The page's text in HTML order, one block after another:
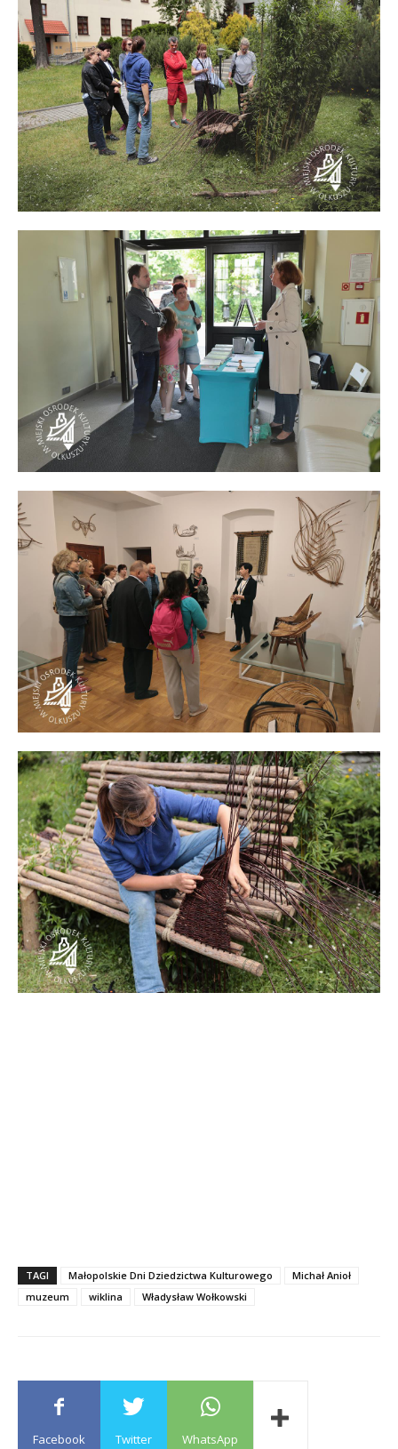
TAGI Małopolskie Dni Dziedzictwa Kulturowego
Michał Anioł
muzeum
wiklina Władysław Wołkowski
Facebook Twitter WhatsApp